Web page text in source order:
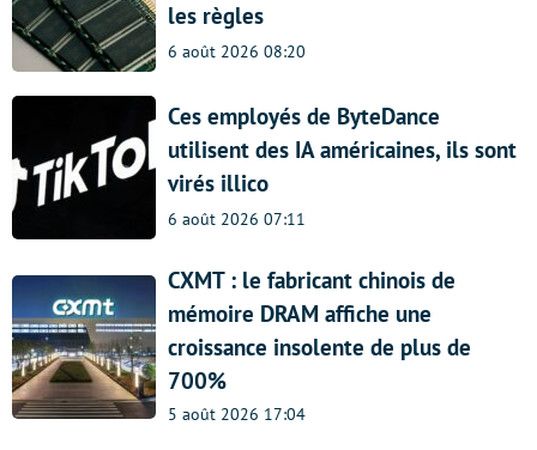
les règles
6 août 2026 08:20
Ces employés de ByteDance
utilisent des IA américaines, ils sont
virés illico
6 août 2026 07:11
CXMT : le fabricant chinois de
mémoire DRAM affiche une
croissance insolente de plus de
700%
5 août 2026 17:04